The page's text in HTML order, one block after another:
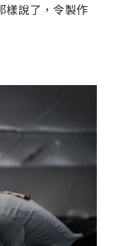
樣說了，令製作